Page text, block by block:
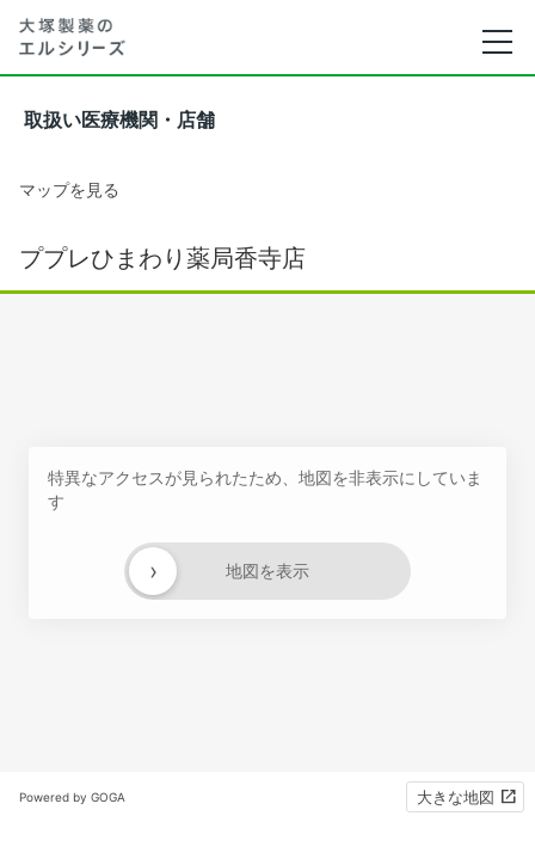
取扱い医療機関・店舗
マップを見る
ププレひまわり薬局香寺店
特異なアクセスが見られたため、地図を非表示にしていま
す
地図を表示
›
Powered by GOGA 大きな地図